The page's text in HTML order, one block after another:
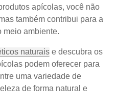
apícolas, você não
também contribui para a
meio ambiente.
naturais e descubra os
podem oferecer para
uma variedade de
de forma natural e